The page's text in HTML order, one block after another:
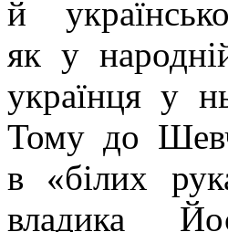
й
як у
українця у
Тому до
в «білих
владика